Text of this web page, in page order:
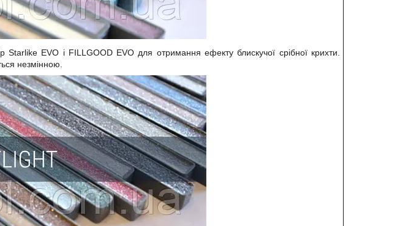
Starlike EVO і FILLGOOD EVO для отримання ефекту блискучої срібної крихти.
незмінною.